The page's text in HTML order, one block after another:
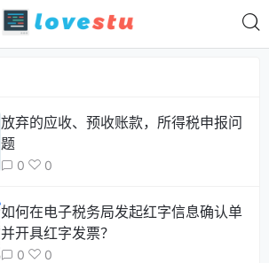
放弃的应收、预收账款，所得税申报问
题
0 0
如何在电子税务局发起红字信息确认单
并开具红字发票？
0 0